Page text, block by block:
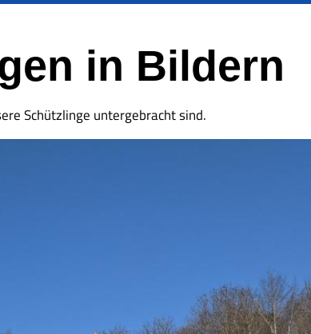
in Bildern
Schützlinge untergebracht sind.